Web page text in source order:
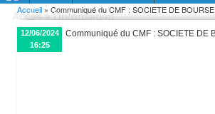
Accès à l'information
Vous êtes ici
Accueil » Communiqué du CMF : SOCIETE DE
12/06/2024
16:25
Communiqué du CMF : SOCIETE DE